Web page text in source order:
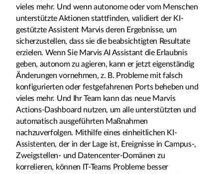
vieles mehr. Und wenn autonome oder vom Menschen
unterstützte Aktionen stattfinden, validiert der KI-
gestützte Assistent Marvis deren Ergebnisse, um
sicherzustellen, dass sie die beabsichtigten Resultate
erzielen. Wenn Sie Marvis AI Assistant die Erlaubnis
geben, autonom zu agieren, kann er jetzt eigenständig
Änderungen vornehmen, z. B. Probleme mit falsch
konfigurierten oder festgefahrenen Ports beheben und
vieles mehr. Und Ihr Team kann das neue Marvis
Actions-Dashboard nutzen, um alle unterstützten und
automatisch ausgeführten Maßnahmen
nachzuverfolgen. Mithilfe eines einheitlichen KI-
Assistenten, der in der Lage ist, Ereignisse in Campus-,
Zweigstellen- und Datencenter-Domänen zu
korrelieren, können IT-Teams Probleme besser